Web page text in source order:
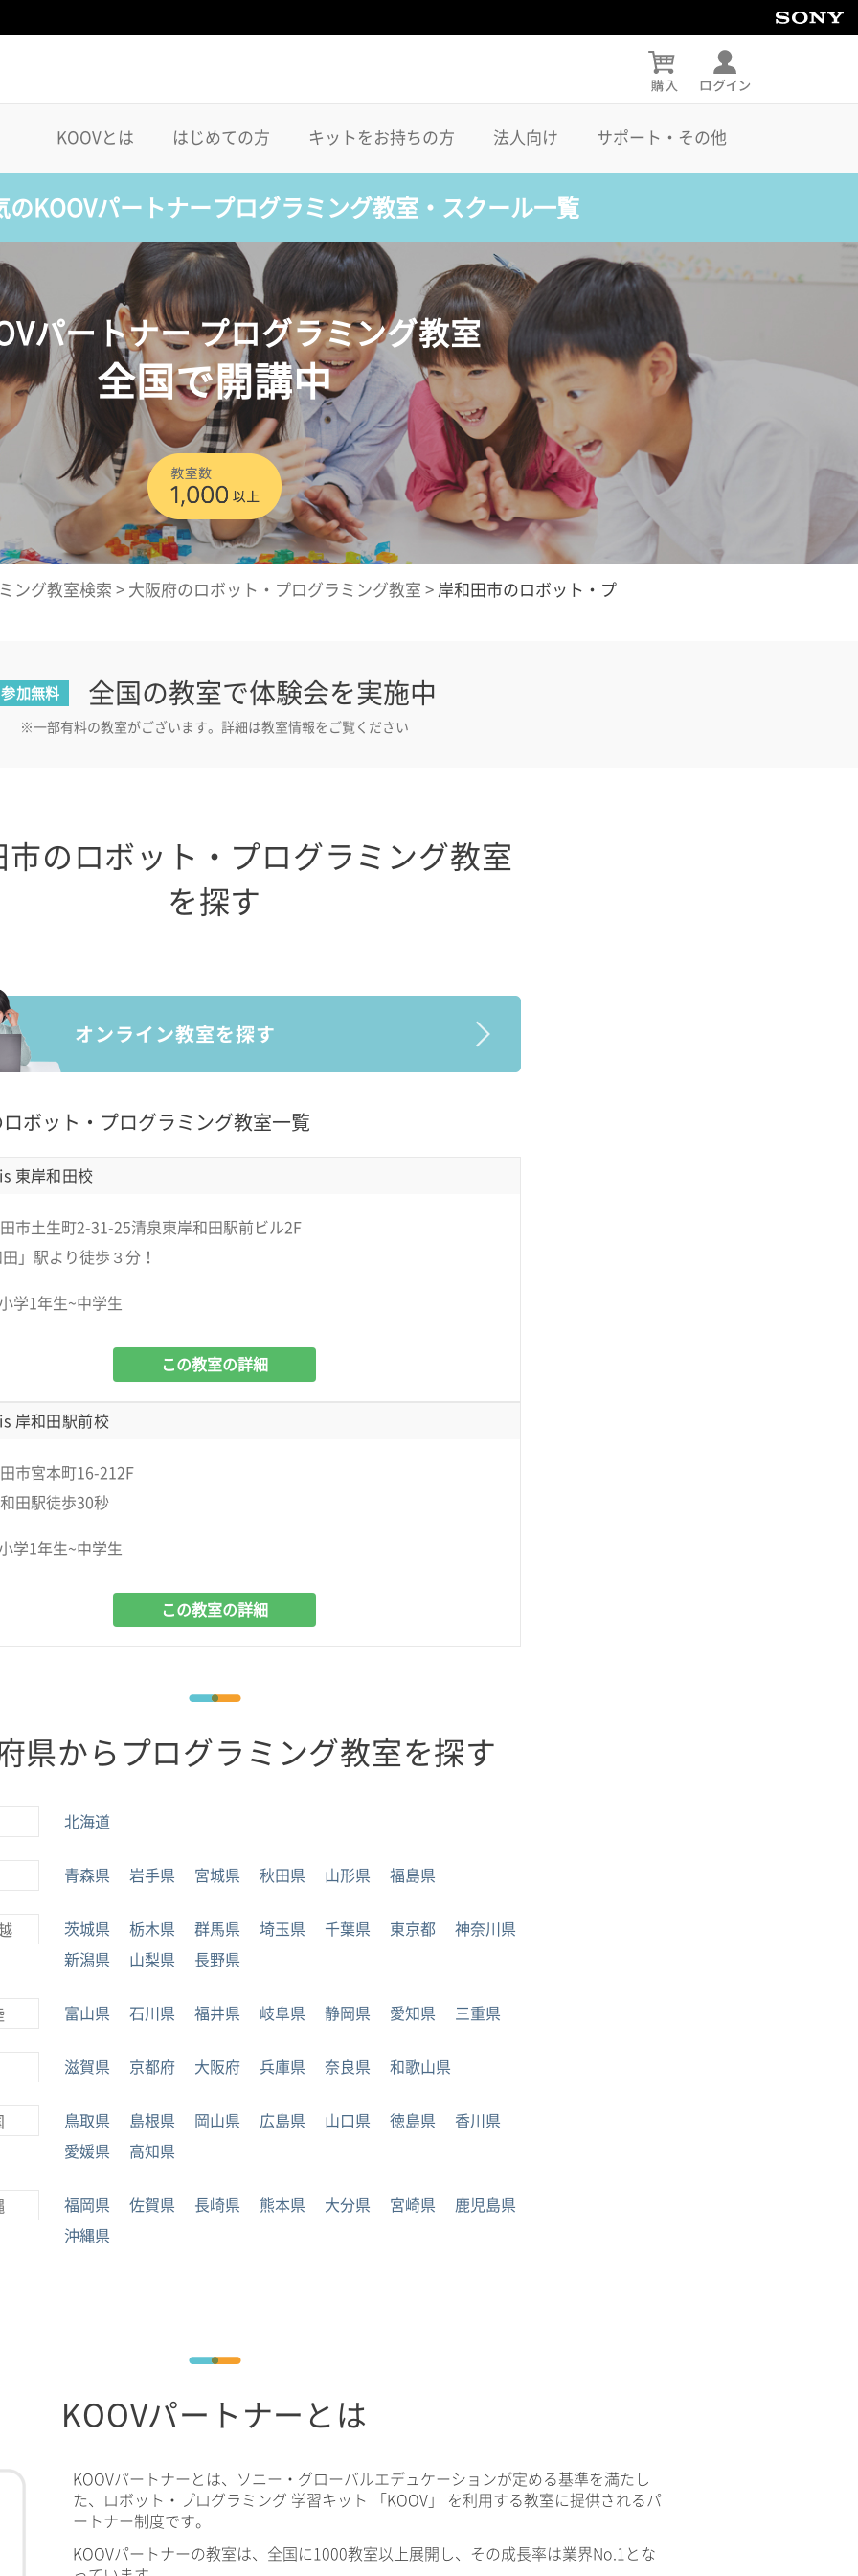
KOOVとは はじめての方 キットをお持ちの方 法人向け サポート・その他
のKOOVパートナープログラミング教室・スクール一覧
パートナー プログラミング教室
全国で開講中
ング教室検索 > 大阪府のロボット・プログラミング教室 > 岸和田市のロボット・プ
参加無料 全国の教室で体験会を実施中
※一部有料の教室がございます。詳細は教室情報をご覧ください
市のロボット・プログラミング教室
を探す
ボット・プログラミング教室一覧
東岸和田校
市土生町2-31-25清泉東岸和田駅前ビル2F
」駅より徒歩３分！
学1年生~中学生
この教室の詳細
岸和田駅前校
市宮本町16-212F
田駅徒歩30秒
学1年生~中学生
この教室の詳細
県からプログラミング教室を探す
北海道
青森県 岩手県 宮城県 秋田県 山形県 福島県
茨城県 栃木県 群馬県 埼玉県 千葉県 東京都
神奈川県
新潟県
山梨県 長野県
富山県 石川県 福井県 岐阜県 静岡県 愛知県 三重県
滋賀県 京都府 大阪府 兵庫県 奈良県 和歌山県
鳥取県 島根県 岡山県 広島県 山口県 徳島県
香川県
愛媛県
高知県
福岡県 佐賀県 長崎県 熊本県 大分県 宮崎県
鹿児島県
沖縄県
KOOVパートナーとは
KOOVパートナーとは、ソニー・グローバルエデュケーションが定める基準を満たし
た、ロボット・プログラミング 学習キット 「KOOV」 を利用する教室に提供されるパ
ートナー制度です。
KOOVパートナーの教室は、全国に1000教室以上展開し、その成長率は業界No.1とな